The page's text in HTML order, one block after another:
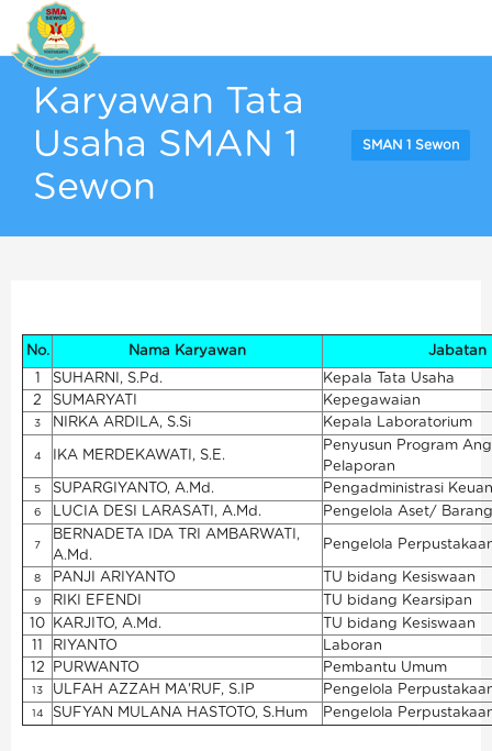
Karyawan Tata
Usaha SMAN 1
Sewon
SMAN 1 Sewon
No. Nama Karyawan
Jabatan
1
SUHARNI, S.Pd.
Kepala Tata Usaha
2
SUMARYATI Kepegawaian
3 NIRKA ARDILA, S.Si Kepala Laboratorium
4 IKA MERDEKAWATI, S.E.
Penyusun Program
Pelaporan
5 SUPARGIYANTO, A.Md. Pengadministrasi
6 LUCIA DESI LARASATI, A.Md. Pengelola Aset/
7
BERNADETA IDA TRI AMBARWATI,
A.Md.
Pengelola
8 PANJI ARIYANTO TU bidang Kesiswaan
9 RIKI EFENDI
TU bidang Kearsipan
10
KARJITO, A.Md.
TU bidang Kesiswaan
11
RIYANTO
Laboran
12
PURWANTO Pembantu Umum
13 ULFAH AZZAH MA'RUF, S.IP Pengelola
14 SUFYAN MULANA HASTOTO, S.Hum Pengelola